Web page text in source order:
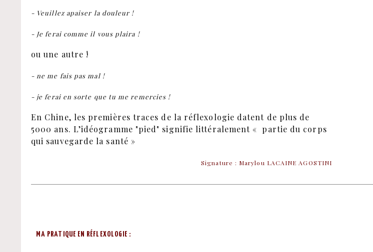
- Veuillez apaiser la douleur !
- Je ferai comme il vous plaira !
ou une autre !
- ne me fais pas mal !
- je ferai en sorte que tu me remercies !
En Chine, les premières traces de la réflexologie datent de plus de
5000 ans. L’idéogramme "pied" signifie littéralement « partie du corps
qui sauvegarde la santé »
Signature : Marylou LACAINE AGOSTINI
MA PRATIQUE EN RÉFLEXOLOGIE :